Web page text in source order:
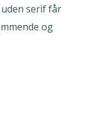
serif får
og